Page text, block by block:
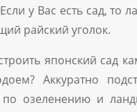
у Вас есть сад, то
райский уголок.
японский сад
Аккуратно
по озеленению и